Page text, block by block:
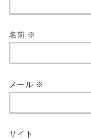
名前 ※
メール ※
サイト